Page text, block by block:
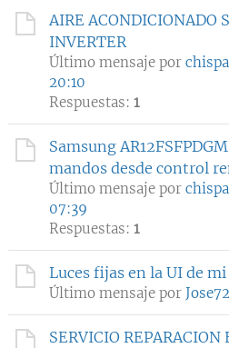
AIRE ACONDICIONADO
INVERTER
Último mensaje por
20:10
Respuestas: 1
Samsung
mandos desde control
Último mensaje por
07:39
Respuestas: 1
Luces fijas en la UI de
Último mensaje por Jose72
SERVICIO